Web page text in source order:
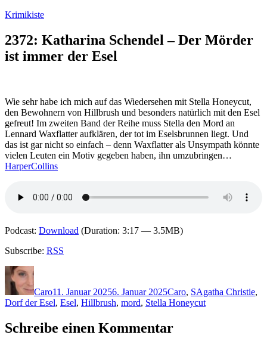
Zum
springen
Krimikiste
2372: Katharina Schendel – Der Mörder
ist immer der Esel
Wie sehr habe ich mich auf das Wiedersehen mit Stella Honeycut,
den Bewohnern von Hillbrush und besonders natürlich mit den Esel
gefreut! Im zweiten Band der Reihe muss Stella den Mord an
Lennard Waxflatter aufklären, der tot im Eselsbrunnen liegt. Und
das ist gar nicht so einfach – denn Waxflatter als Unsympath könnte
vielen Leuten ein Motiv gegeben haben, ihn umzubringen…
HarperCollins
Podcast: Download (Duration: 3:17 — 3.5MB)
Subscribe: RSS
Autor
Caro11. Januar 20256. Januar 2025Caro, SAgatha Christie,
Dorf der Esel, Esel, Hillbrush, mord, Stella Honeycut
Schreibe einen Kommentar